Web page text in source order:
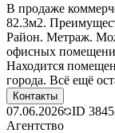
В продаже
82.3м2.
Район. Метраж.
офисных
Находится
города. Всё ещё
Контакты
07.06.2026 ID
Агентство